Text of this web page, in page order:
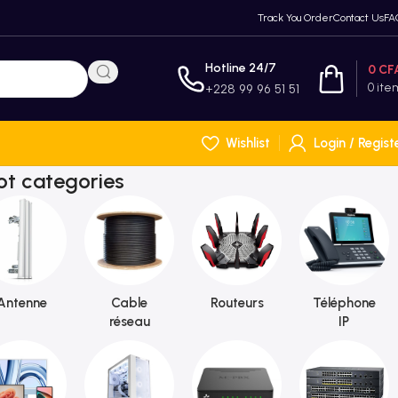
Track You OrderContact Us
Hotline 24/7
+228 99 96 51 51 0
0
Wishlist Login /
categories
Cable
réseau
Routeurs
Téléphone
IP